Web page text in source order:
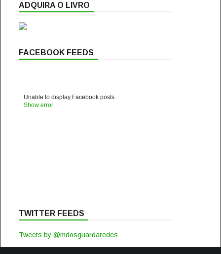
ADQUIRA O LIVRO
FACEBOOK FEEDS
Unable to display Facebook posts.
Show error
TWITTER FEEDS
Tweets by @mdosguardaredes